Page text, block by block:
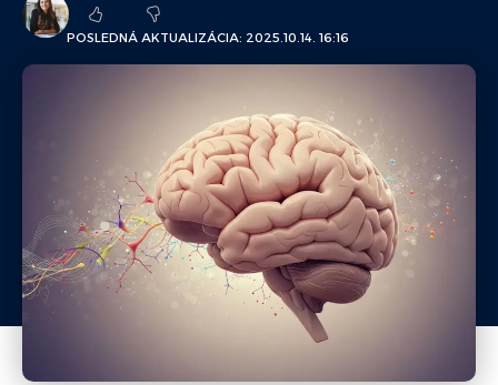
POSLEDNÁ AKTUALIZÁCIA: 2025.10.14. 16:16